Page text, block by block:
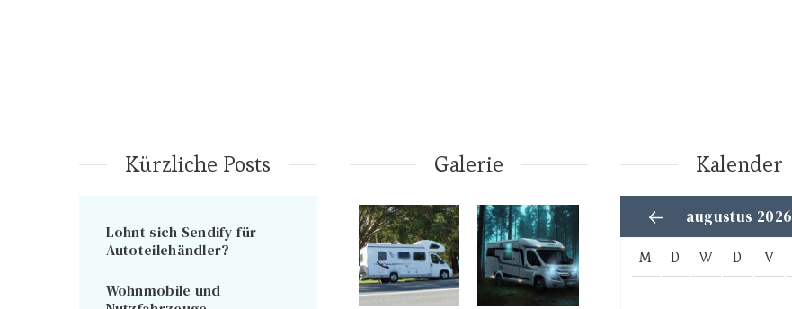
Kürzliche Posts
Lohnt sich Sendify für
Autoteilehändler?
Wohnmobile und
Galerie Kalender
augustus 2026
M D W D V